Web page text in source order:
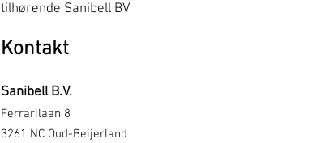
tilhørende Sanibell BV
Kontakt
Sanibell B.V.
Ferrarilaan 8
3261 NC Oud-Beijerland